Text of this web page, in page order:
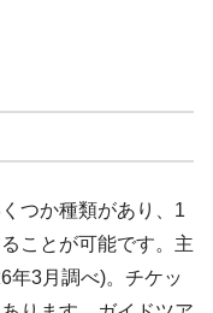
つか種類があり、1
ことが可能です。主
年3月調べ)。チケッ